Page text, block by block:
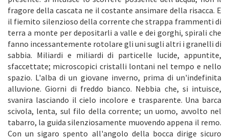
fragore della cascata ne il costante ansimare della risacca. E
il fiemito silenzioso della corrente che strappa frammenti di
terra a monte per depositarli a valle e dei gorghi, spirali che
fanno incessantemente rotolare gli uni sugli altri i granelli di
sabbia. Miliardi e miliardi di particelle lucide, appuntite,
sfaccettate; microscopici cristalli lontani nel tempo e nello
spazio. L'alba di un giovane inverno, prima di un'indefinita
alluvione. Giorni di freddo bianco. Nebbia che, si intuisce,
svanira lasciando il cielo incolore e trasparente. Una barca
scivola, lenta, sul filo della corrente; un uomo, avvolto nel
tabarro, la guida silenziosamente muovendo appena il remo.
Con un sigaro spento all'angolo della bocca dirige sicuro